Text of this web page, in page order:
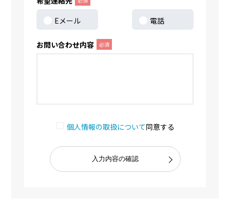
Eメール 電話
お問い合わせ内容 必須
個人情報の取扱について同意する